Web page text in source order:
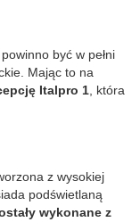
być w pełni
Mając to na
Italpro 1 , która
z wysokiej
podświetlaną
wykonane z